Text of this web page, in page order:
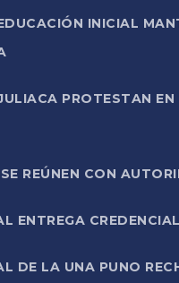
INICIAL
PROTESTAN
REÚNEN CON
ENTREGA
DE LA UNA PUNO